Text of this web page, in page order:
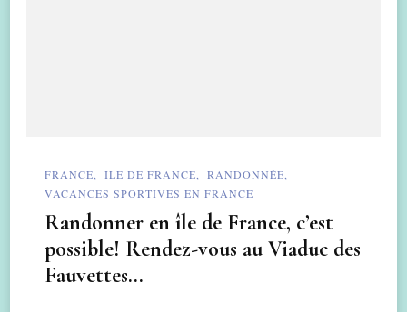
FRANCE ILE DE FRANCE
RANDONNÉE
VACANCES SPORTIVES EN FRANCE
Randonner en île de France, c’est
possible! Rendez-vous au Viaduc des
Fauvettes…